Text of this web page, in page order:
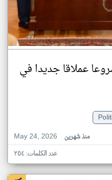
عملاقا جديدا في
May 24, 2026
منذ شهرين
عدد الكلمات: ٢٥٤